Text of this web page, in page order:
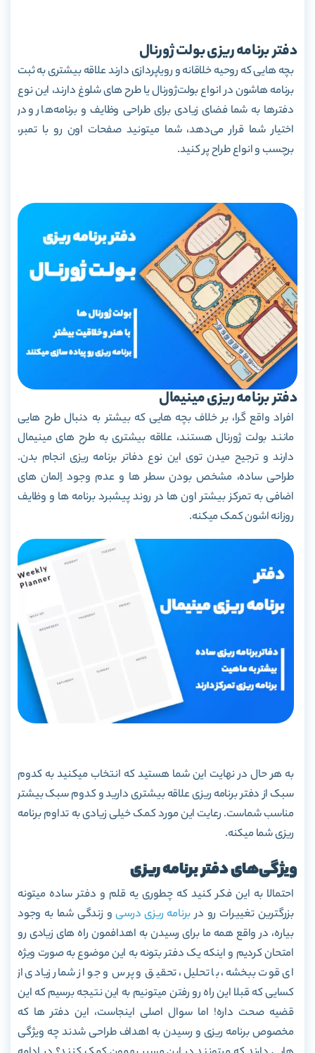
دفتر برنامه ریزی بولت ژورنال
بچه هایی که روحیه خلاقانه و رویاپردازی دارند علاقه بیشتری به ثبت
برنامه هاشون در انواع بولتژورنال یا طرح های شلوغ دارند، این نوع
دفترها به شما فضای زیادی برای طراحی وظایف و برنامهها رو در
اختیار شما قرار می‌دهد، شما میتونید صفحات اون رو با تمبر،
برچسب و انواع طراح پر کنید.
دفتر برنامه ریزی مینیمال
افراد واقع گرا، بر خلاف بچه هایی که بیشتر به دنبال طرح هایی
مانند بولت ژورنال هستند، علاقه بیشتری به طرح های مینیمال
دارند و ترجیح میدن توی این نوع دفاتر برنامه ریزی انجام بدن.
طراحی ساده، مشخص بودن سطر ها و عدم وجود اِلمان های
اضافی به تمرکز بیشتر اون ها در روند پیشبرد برنامه ها و وظایف
روزانه اشون کمک میکنه.
به هر حال در نهایت این شما هستید که انتخاب میکنید به کدوم
سبک از دفتر برنامه ریزی علاقه بیشتری دارید و کدوم سبک بیشتر
مناسب شماست. رعایت این مورد کمک خیلی زیادی به تداوم برنامه
ریزی شما میکنه.
ویژگی‌های دفتر برنامه ریزی
احتمالا به این فکر کنید که چطوری یه قلم و دفتر ساده میتونه
بزرگترین تغییرات رو دربرنامه ریزی درسیو زندگی شما به وجود
بیاره، در واقع همه ما برای رسیدن به اهدافمون راه های زیادی رو
امتحان کردیم و اینکه یک دفتر بتونه به این موضوع به صورت ویژه
ای قوت ببخشه، با تحلیل، تحقیق و پرس و جو از شمار زیادی از
کسایی که قبلا این راه رو رفتن میتونیم به این نتیجه برسیم که این
قضیه صحت داره! اما سوال اصلی اینجاست، این دفتر ها که
مخصوص برنامه ریزی و رسیدن به اهداف طراحی شدند چه ویژگی